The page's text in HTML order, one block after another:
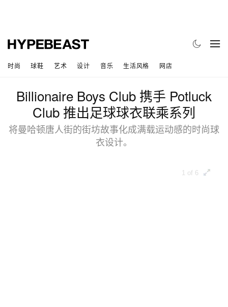
时尚 球鞋 艺术 设计 音乐 生活风格 网店
Billionaire Boys Club 携手 Potluck
Club 推出足球球衣联乘系列
将曼哈顿唐人街的街坊故事化成满载运动感的时尚球
衣设计。
1 of 6